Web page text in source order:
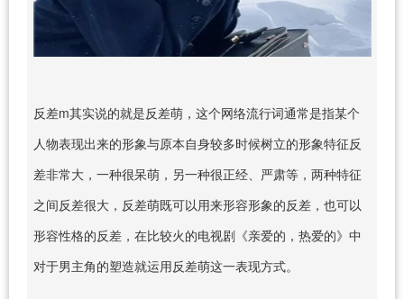
反差m其实说的就是反差萌，这个网络流行词通常是指某个
人物表现出来的形象与原本自身较多时候树立的形象特征反
差非常大，一种很呆萌，另一种很正经、严肃等，两种特征
之间反差很大，反差萌既可以用来形容形象的反差，也可以
形容性格的反差，在比较火的电视剧《亲爱的，热爱的》中
对于男主角的塑造就运用反差萌这一表现方式。